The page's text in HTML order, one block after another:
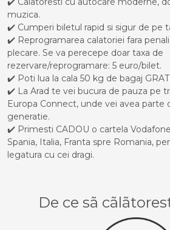
muzica.
✔️ Cumperi biletul rapid si sigur de pe
✔️ Reprogramarea calatoriei fara
plecare. Se va perecepe doar taxa de
rezervare/reprogramare: 5 euro/bilet.
✔️ Poti lua la cala 50 kg de bagaj
✔️ La Arad te vei bucura de pauza pe
Europa Connect, unde vei avea parte
generatie.
✔️ Primesti CADOU o cartela
Spania, Italia, Franta spre Romania,
legatura cu cei dragi.
De ce sã